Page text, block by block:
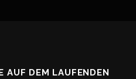
AUF DEM LAUFENDEN